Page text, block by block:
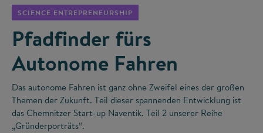
SCIENCE ENTREPRENEURSHIP
Pfadfinder fürs
Autonome Fahren
Das autonome Fahren ist ganz ohne Zweifel eines der großen
Themen der Zukunft. Teil dieser spannenden Entwicklung ist
das Chemnitzer Start-up Naventik. Teil 2 unserer Reihe
„Gründerporträts“.